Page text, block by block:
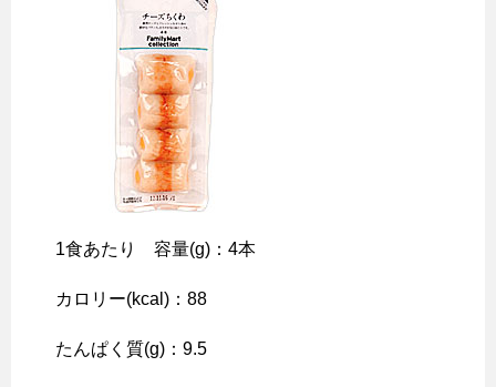
1食あたり 容量(g)：4本
カロリー(kcal)：88
たんぱく質(g)：9.5